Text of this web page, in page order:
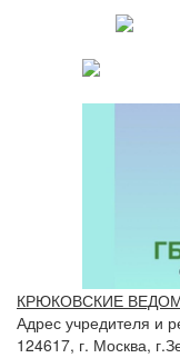
КРЮКОВСКИЕ
Адрес учредителя и
124617, г. Москва,